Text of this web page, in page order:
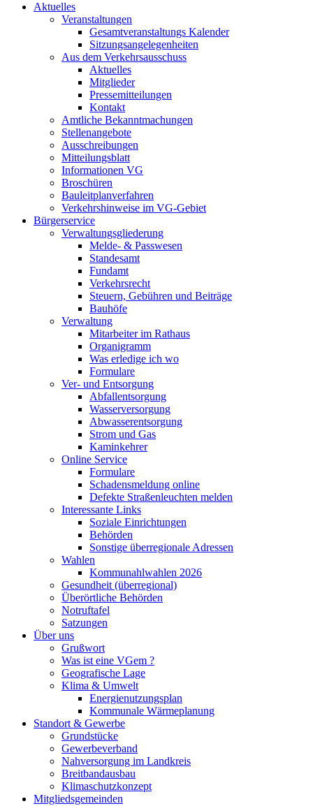
Aktuelles
Veranstaltungen
Gesamtveranstaltungs Kalender
Sitzungsangelegenheiten
Aus dem Verkehrsausschuss
Aktuelles
Mitglieder
Pressemitteilungen
Kontakt
Amtliche Bekanntmachungen
Stellenangebote
Ausschreibungen
Mitteilungsblatt
Informationen VG
Broschüren
Bauleitplanverfahren
Verkehrshinweise im VG-Gebiet
Bürgerservice
Verwaltungsgliederung
Melde- & Passwesen
Standesamt
Fundamt
Verkehrsrecht
Steuern, Gebühren und Beiträge
Bauhöfe
Verwaltung
Mitarbeiter im Rathaus
Organigramm
Was erledige ich wo
Formulare
Ver- und Entsorgung
Abfallentsorgung
Wasserversorgung
Abwasserentsorgung
Strom und Gas
Kaminkehrer
Online Service
Formulare
Schadensmeldung online
Defekte Straßenleuchten melden
Interessante Links
Soziale Einrichtungen
Behörden
Sonstige überregionale Adressen
Wahlen
Kommunahlwahlen 2026
Gesundheit (überregional)
Überörtliche Behörden
Notruftafel
Satzungen
Über uns
Grußwort
Was ist eine VGem ?
Geografische Lage
Klima & Umwelt
Energienutzungsplan
Kommunale Wärmeplanung
Standort & Gewerbe
Grundstücke
Gewerbeverband
Nahversorgung im Landkreis
Breitbandausbau
Klimaschutzkonzept
Mitgliedsgemeinden